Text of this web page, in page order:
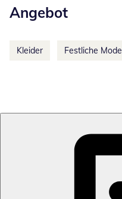
Angebot
Kleider Festliche Mode